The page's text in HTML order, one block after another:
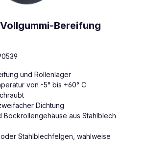
Bereifung
und Rollenlager
von -5° bis +60° C
Dichtung
Bockrollengehäuse aus Stahlblech
Stahlblechfelgen, wahlweise